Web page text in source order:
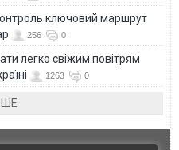
ключовий маршрут
256 0
легко свіжим повітрям
1263 0